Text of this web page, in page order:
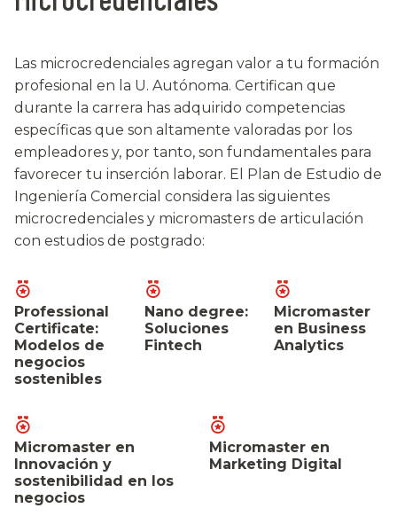
Las microcredenciales agregan valor a tu formación
profesional en la U. Autónoma. Certifican que
durante la carrera has adquirido competencias
específicas que son altamente valoradas por los
empleadores y, por tanto, son fundamentales para
favorecer tu inserción laborar. El Plan de Estudio de
Ingeniería Comercial considera las siguientes
microcredenciales y micromasters de articulación
con estudios de postgrado:
Professional
Certificate:
Modelos de
negocios
sostenibles
Nano degree:
Soluciones
Fintech
Micromaster
en Business
Analytics
Micromaster en
Innovación y
sostenibilidad en los
negocios
Micromaster en
Marketing Digital